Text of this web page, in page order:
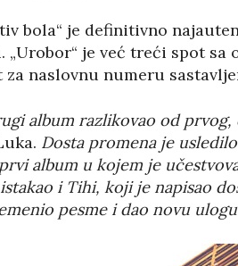
bola“ je definitivno
„Urobor“ je već treći spot sa
za naslovnu numeru
album razlikovao od
Dosta promena je
album u kojem je
i Tihi, koji je napisao
pesme i dao novu